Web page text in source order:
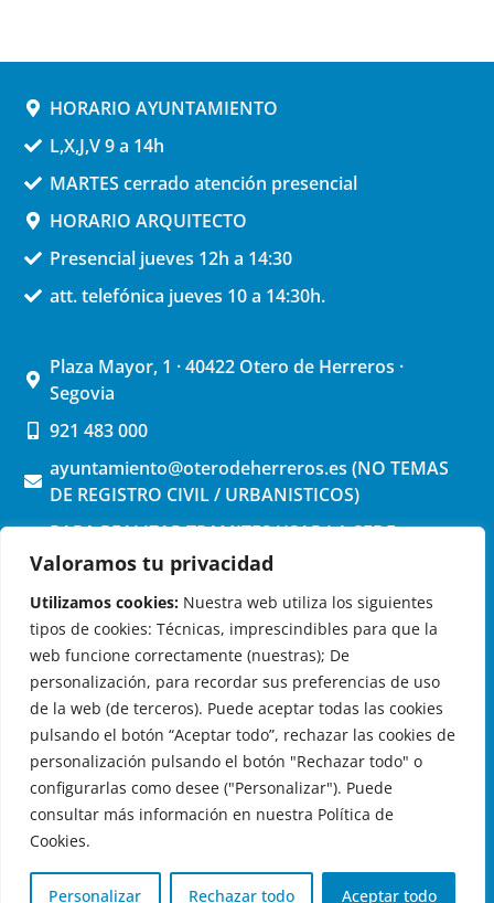
Valoramos tu privacidad
Utilizamos cookies: Nuestra web utiliza los siguientes
tipos de cookies: Técnicas, imprescindibles para que la
web funcione correctamente (nuestras); De
personalización, para recordar sus preferencias de uso
de la web (de terceros). Puede aceptar todas las cookies
pulsando el botón “Aceptar todo”, rechazar las cookies de
personalización pulsando el botón "Rechazar todo" o
configurarlas como desee ("Personalizar"). Puede
consultar más información en nuestra Política de
Cookies.
Personalizar Rechazar todo Aceptar todo
HORARIO AYUNTAMIENTO
L,X,J,V 9 a 14h
MARTES cerrado atención presencial
HORARIO ARQUITECTO
Presencial jueves 12h a 14:30
att. telefónica jueves 10 a 14:30h.
Plaza Mayor, 1 · 40422 Otero de Herreros ·
Segovia
921 483 000
ayuntamiento@oterodeherreros.es (NO TEMAS
DE REGISTRO CIVIL / URBANISTICOS)
PARA REALIZAR TRAMITES USAR LA SEDE
ELECTRONICA (pinchar aquí)
OTERO DE HERREROS EN LAS REDES
© 2026 Ayuntamiento de Otero de Herreros
Aviso Legal|Política de Privacidad|Política de Cookies|
Registro de actividades de tratamiento
| Diseño:Globales